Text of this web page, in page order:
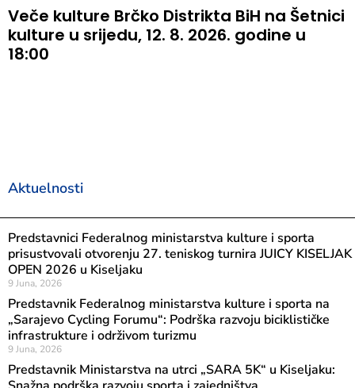
Veče kulture Brčko Distrikta BiH na Šetnici
kulture u srijedu, 12. 8. 2026. godine u
18:00
Aktuelnosti
Predstavnici Federalnog ministarstva kulture i sporta
prisustvovali otvorenju 27. teniskog turnira JUICY KISELJAK
OPEN 2026 u Kiseljaku
9 Juna, 2026
Predstavnik Federalnog ministarstva kulture i sporta na
„Sarajevo Cycling Forumu“: Podrška razvoju biciklističke
infrastrukture i održivom turizmu
9 Juna, 2026
Predstavnik Ministarstva na utrci „SARA 5K“ u Kiseljaku: